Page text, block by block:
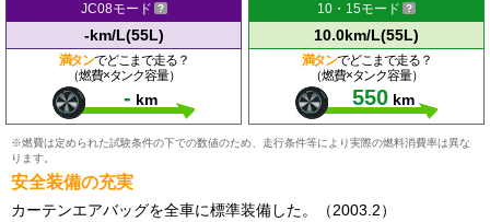
JC08モード
-km/L(55L)
満タンでどこまで走る？
（燃費×タンク容量）
- km
10・15モード
10.0km/L(55L)
満タンでどこまで走る？
（燃費×タンク容量）
550 km
※燃費は定められた試験条件の下での数値のため、走行条件等により実際の燃料消費率は異な
ります。
安全装備の充実
カーテンエアバッグを全車に標準装備した。（2003.2）